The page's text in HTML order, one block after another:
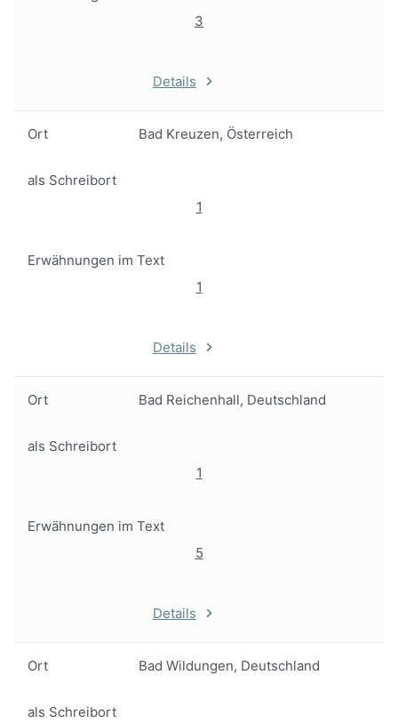
3
Details
Ort Bad Kreuzen, Österreich
als Schreibort
1
Erwähnungen im Text
1
Details
Ort Bad Reichenhall, Deutschland
als Schreibort
1
Erwähnungen im Text
5
Details
Ort Bad Wildungen, Deutschland
als Schreibort